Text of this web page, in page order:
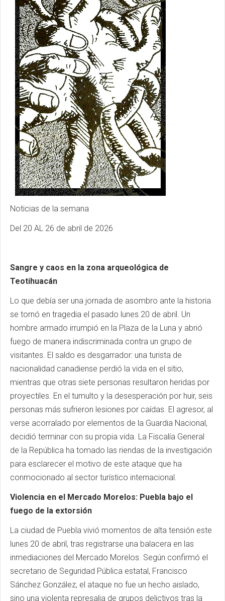
Noticias de la semana
Del 20 AL 26 de abril de 2026
Sangre y caos en la zona arqueológica de
Teotihuacán
Lo que debía ser una jornada de asombro ante la historia
se tornó en tragedia el pasado lunes 20 de abril. Un
hombre armado irrumpió en la Plaza de la Luna y abrió
fuego de manera indiscriminada contra un grupo de
visitantes. El saldo es desgarrador: una turista de
nacionalidad canadiense perdió la vida en el sitio,
mientras que otras siete personas resultaron heridas por
proyectiles. En el tumulto y la desesperación por huir, seis
personas más sufrieron lesiones por caídas. El agresor, al
verse acorralado por elementos de la Guardia Nacional,
decidió terminar con su propia vida. La Fiscalía General
de la República ha tomado las riendas de la investigación
para esclarecer el motivo de este ataque que ha
conmocionado al sector turístico internacional.
Violencia en el Mercado Morelos: Puebla bajo el
fuego de la extorsión
La ciudad de Puebla vivió momentos de alta tensión este
lunes 20 de abril, tras registrarse una balacera en las
inmediaciones del Mercado Morelos. Según confirmó el
secretario de Seguridad Pública estatal, Francisco
Sánchez González, el ataque no fue un hecho aislado,
sino una violenta represalia de grupos delictivos tras la